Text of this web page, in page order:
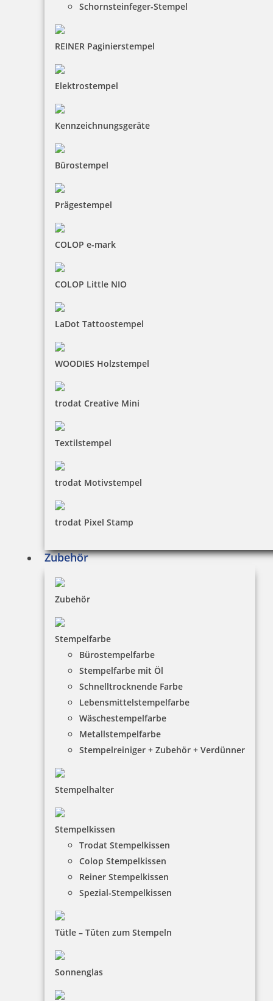
Schornsteinfeger-Stempel
REINER Paginierstempel
Elektrostempel
Kennzeichnungsgeräte
Bürostempel
Prägestempel
COLOP e-mark
COLOP Little NIO
LaDot Tattoostempel
WOODIES Holzstempel
trodat Creative Mini
Textilstempel
trodat Motivstempel
trodat Pixel Stamp
Zubehör
Zubehör
Stempelfarbe
Bürostempelfarbe
Stempelfarbe mit Öl
Schnelltrocknende Farbe
Lebensmittelstempelfarbe
Wäschestempelfarbe
Metallstempelfarbe
Stempelreiniger + Zubehör + Verdünner
Stempelhalter
Stempelkissen
Trodat Stempelkissen
Colop Stempelkissen
Reiner Stempelkissen
Spezial-Stempelkissen
Tütle – Tüten zum Stempeln
Sonnenglas
HINWEISE
Versandinformationen
Zahlungsbedingungen
Bestellhinweise
INFORMATIONEN